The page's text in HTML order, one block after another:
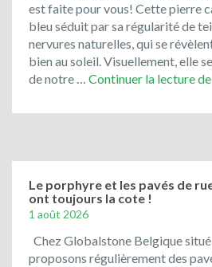
est faite pour vous! Cette pierre
bleu séduit par sa régularité de
nervures naturelles, qui se
bien au soleil. Visuellement, elle
de notre … Continuer la lecture de
Le porphyre et les pavés de
ont toujours la cote !
1 août 2026
Chez Globalstone Belgique
proposons régulièrement des